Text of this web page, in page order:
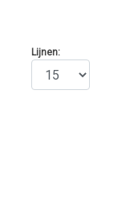
Lijnen: